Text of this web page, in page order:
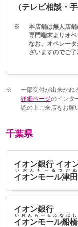
（テレビ相談・
※
本店舗は無人店
専門端末よりオ
なお、オペレー
ざいますのでご了
※
一部受付が出来かね
詳細ページのインタ
認の上ご来店をお願
千葉県
イオン銀行 イオ
イオンモール津
いおんもーるつだぬ
イオン銀行
イオンモール船橋
いおんもーるふなばし